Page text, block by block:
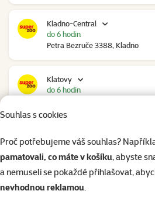
Souhlas s cookies
Proč potřebujeme váš souhlas?
pamatovali, co máte v košíku, abyste
a nemuseli se pokaždé přihlašovat,
nevhodnou reklamou.
Kladno-Central
Petra Bezruče 3388, Kladno
do 6 hodin
Klatovy
do 6 hodin
Polepská 979, Kolín
do 5 hodin
Kolín Ovčáry